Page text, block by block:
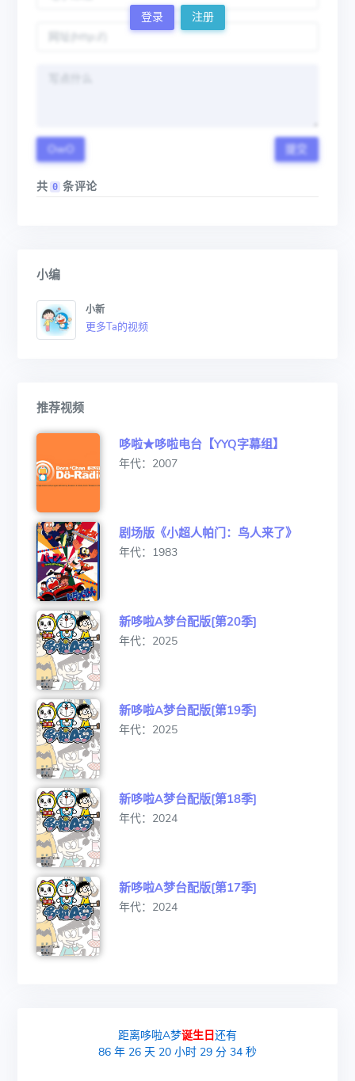
登录 注册
OwO 提交
共 0 条评论
小编
小新
更多Ta的视频
推荐视频
哆啦★哆啦电台【YYQ字幕组】
年代：2007
剧场版《小超人帕门：鸟人来了》
年代：1983
新哆啦A梦台配版[第20季]
年代：2025
新哆啦A梦台配版[第19季]
年代：2025
新哆啦A梦台配版[第18季]
年代：2024
新哆啦A梦台配版[第17季]
年代：2024
距离哆啦A梦诞生日还有
86 年26 天20 小时29 分33 秒